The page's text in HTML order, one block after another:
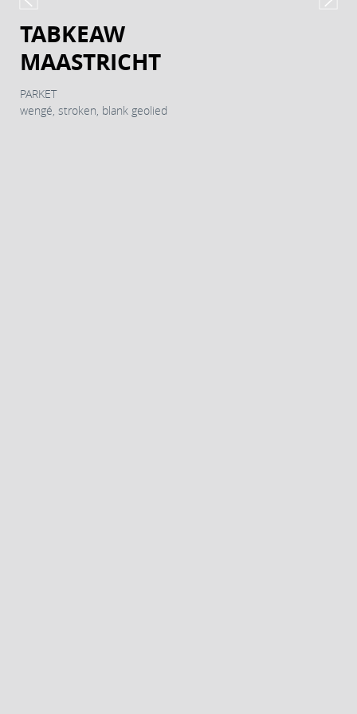
TABKEAW
MAASTRICHT
PARKET
wengé, stroken, blank geolied